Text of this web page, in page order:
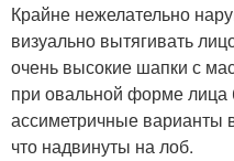
Крайне нежелательно
визуально вытягивать
очень высокие шапки с
при овальной форме лица
ассиметричные варианты
что надвинуты на лоб.